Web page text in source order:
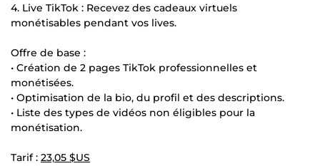
4. Live TikTok : Recevez des cadeaux virtuels
monétisables pendant vos lives.
Offre de base :
• Création de 2 pages TikTok professionnelles et
monétisées.
• Optimisation de la bio, du profil et des descriptions.
• Liste des types de vidéos non éligibles pour la
monétisation.
Tarif : 23,05 $US